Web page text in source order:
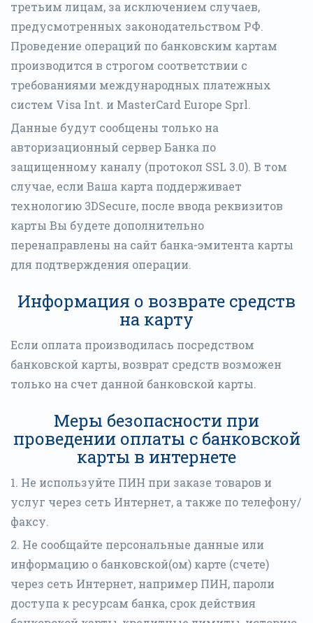
третьим лицам, за исключением случаев,
предусмотренных законодательством РФ.
Проведение операций по банковским картам
производится в строгом соответствии с
требованиями международных платежных
систем Visa Int. и MasterCard Europe Sprl.
Данные будут сообщены только на
авторизационный сервер Банка по
защищенному каналу (протокол SSL 3.0). В том
случае, если Ваша карта поддерживает
технологию 3DSecure, после ввода реквизитов
карты Вы будете дополнительно
перенаправлены на сайт банка-эмитента карты
для подтверждения операции.
Информация о возврате средств
на карту
Если оплата производилась посредством
банковской карты, возврат средств возможен
только на счет данной банковской карты.
Меры безопасности при
проведении оплаты с банковской
карты в интернете
1. Не используйте ПИН при заказе товаров и
услуг через сеть Интернет, а также по телефону/
факсу.
2. Не сообщайте персональные данные или
информацию о банковской(ом) карте (счете)
через сеть Интернет, например ПИН, пароли
доступа к ресурсам банка, срок действия